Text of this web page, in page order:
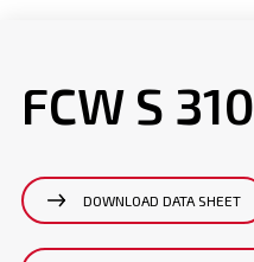
FCW S 310
DOWNLOAD DATA SHEET